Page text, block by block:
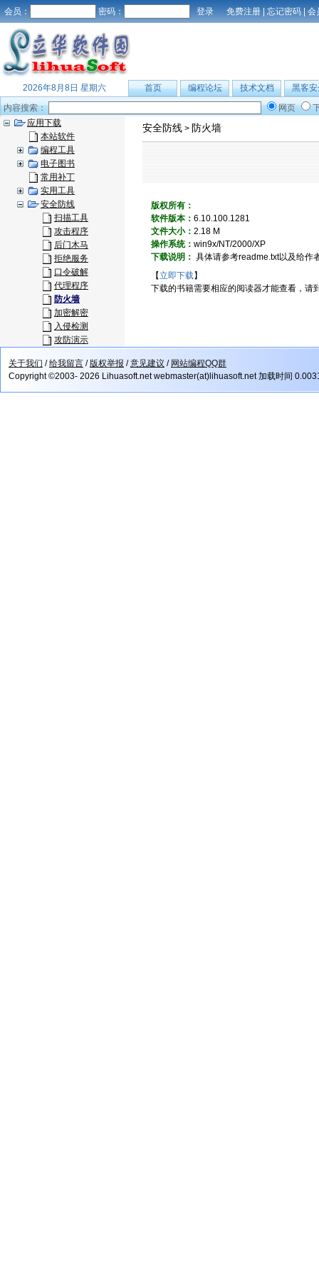
会员： 密码： 免费注册 | 忘记密码 | 会
2026年8月8日 星期六 首页 编程论坛 技术文档
黑客安
内容搜索：
网页
应用下载
本站软件
编程工具
电子图书
常用补丁
实用工具
安全防线
扫描工具
攻击程序
后门木马
拒绝服务
口令破解
代理程序
防火墙
加密解密
入侵检测
攻防演示
安全防线 > 防火墙
版权所有：
软件版本： 6.10.100.1281
文件大小： 2.18 M
操作系统： win9x/NT/2000/XP
下载说明： 具体请参考readme.txt以及给作
【立即下载】
下载的书籍需要相应的阅读器才能查看，
关于我们 /给我留言 /版权举报 /意见建议 / 网站编程QQ群
Copyright ©2003- 2026 Lihuasoft.net webmaster(at)lihuasoft.net 加载时间